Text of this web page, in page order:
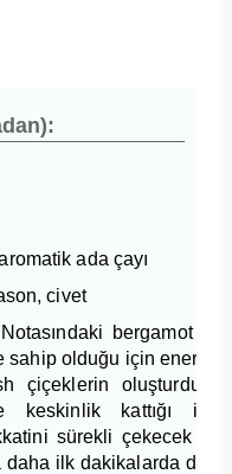
ada çayı
civet
bergamot ve
sahip olduğu için enerjisi
çiçeklerin oluşturduğu
kattığı için
sürekli çekecek bir
daha ilk dakikalarda dahi